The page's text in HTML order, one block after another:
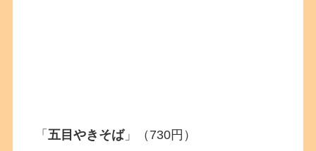
「五目やきそば」（730円）